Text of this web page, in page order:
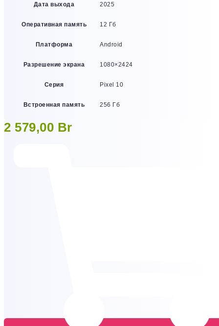
Дата выхода 2025
Оперативная память 12 Гб
Платформа Android
Разрешение экрана 1080×2424
Серия Pixel 10
Встроенная память 256 Гб
2 579,00 Br